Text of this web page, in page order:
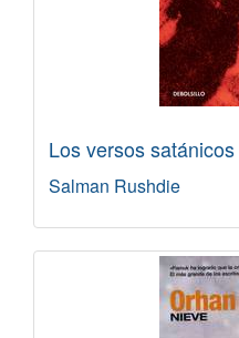
Los versos satánicos
Salman Rushdie